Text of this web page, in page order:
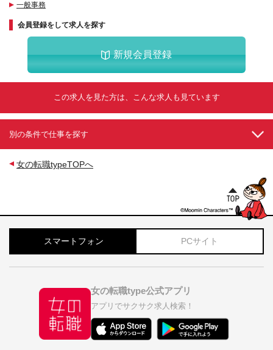
一般事務
会員登録をして求人を探す
新規会員登録
この求人を見た方は、こんな求人も見ています
別の条件で仕事を探す
女の転職typeTOPへ
スマートフォン PCサイト
女の転職type公式アプリ
アプリでサクサク求人検索！